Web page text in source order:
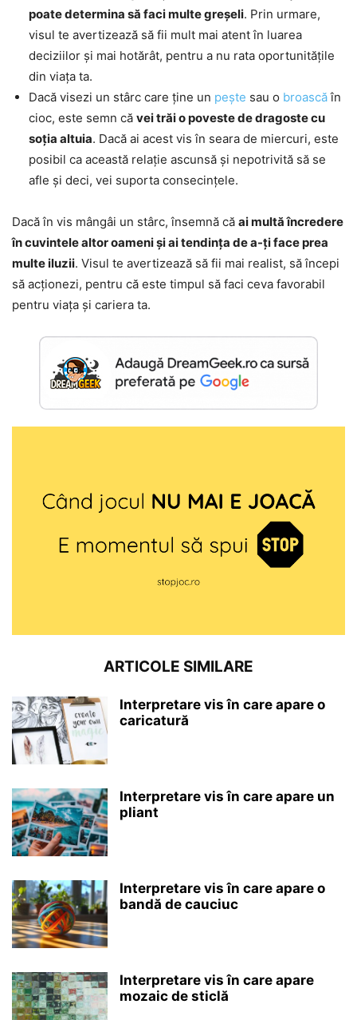
poate determina să faci multe greșeli. Prin urmare,
visul te avertizează să fii mult mai atent în luarea
deciziilor și mai hotărât, pentru a nu rata oportunitățile
din viața ta.
Dacă visezi un stârc care ține un pește sau o broascăîn
cioc, este semn că vei trăi o poveste de dragoste cu
soția altuia. Dacă ai acest vis în seara de miercuri, este
posibil ca această relație ascunsă și nepotrivită să se
afle și deci, vei suporta consecințele.
Dacă în vis mângâi un stârc, însemnă că ai multă încredere
în cuvintele altor oameni și ai tendința de a-ți face prea
multe iluzii. Visul te avertizează să fii mai realist, să începi
să acționezi, pentru că este timpul să faci ceva favorabil
pentru viața și cariera ta.
ARTICOLE SIMILARE
Interpretare vis în care apare o
caricatură
Interpretare vis în care apare un
pliant
Interpretare vis în care apare o
bandă de cauciuc
Interpretare vis în care apare
mozaic de sticlă